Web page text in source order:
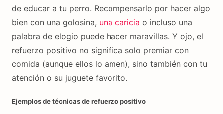
de educar a tu perro. Recompensarlo por hacer algo
bien con una golosina, una caricia o incluso una
palabra de elogio puede hacer maravillas. Y ojo, el
refuerzo positivo no significa solo premiar con
comida (aunque ellos lo amen), sino también con tu
atención o su juguete favorito.
Ejemplos de técnicas de refuerzo positivo